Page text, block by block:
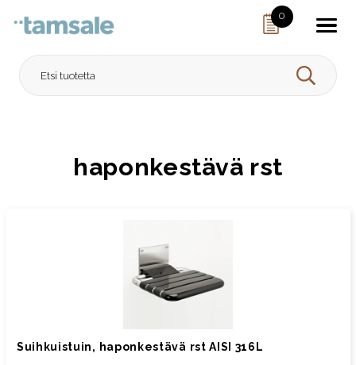
0
HAE
haponkestävä rst
Suihkuistuin, haponkestävä rst AISI 316L